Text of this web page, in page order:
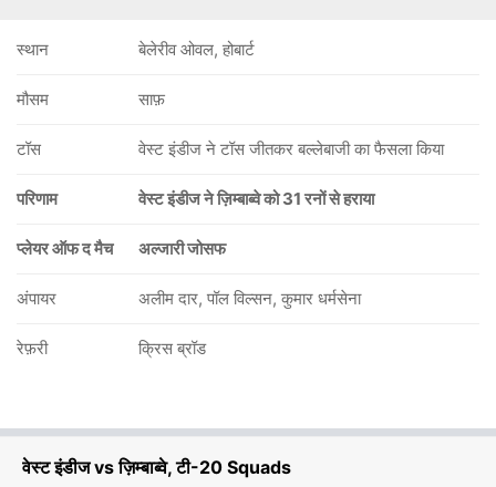
वेस्ट इंडीज vs ज़िम्बाब्वे, टी-20 Squads
स्थान बेलेरीव ओवल, होबार्ट
मौसम साफ़
टॉस वेस्ट इंडीज ने टॉस जीतकर बल्लेबाजी का फैसला किया
परिणाम वेस्ट इंडीज ने ज़िम्बाब्वे को 31 रनों से हराया
प्लेयर ऑफ द मैच अल्जारी जोसफ
अंपायर अलीम दार, पॉल विल्सन, कुमार धर्मसेना
रेफ़री क्रिस ब्रॉड